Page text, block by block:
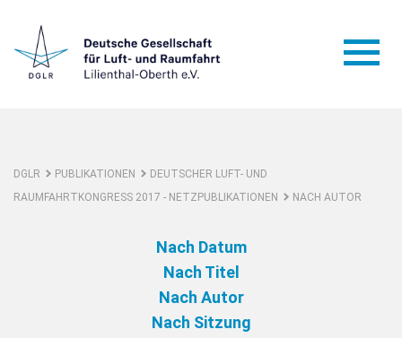
DGLR PUBLIKATIONEN
DEUTSCHER LUFT- UND
RAUMFAHRTKONGRESS 2017 - NETZPUBLIKATIONEN
NACH AUTOR
Nach Datum
Nach Titel
Nach Autor
Nach Sitzung